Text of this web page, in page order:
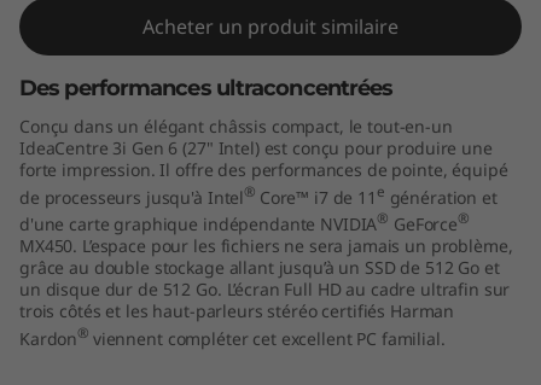
6
2
7
n
Acheter un produit similaire
Des performances ultraconcentrées
Conçu dans un élégant châssis compact, le tout-en-un
IdeaCentre 3i Gen 6 (27" Intel) est conçu pour produire une
forte impression. Il offre des performances de pointe, équipé
de processeurs jusqu'à Intel® Core™ i7 de 11 e génération et
d'une carte graphique indépendante NVIDIA® GeForce®
MX450. L’espace pour les fichiers ne sera jamais un problème,
grâce au double stockage allant jusqu’à un SSD de 512 Go et
un disque dur de 512 Go. L’écran Full HD au cadre ultrafin sur
trois côtés et les haut-parleurs stéréo certifiés Harman
Kardon® viennent compléter cet excellent PC familial.